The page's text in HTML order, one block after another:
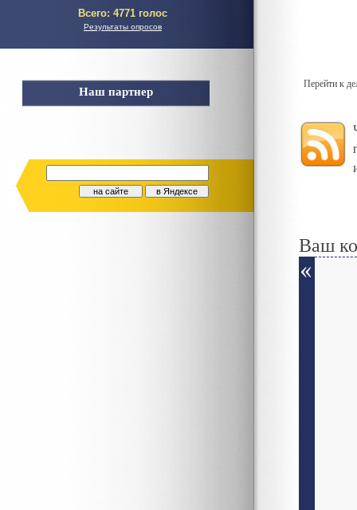
Всего: 4771 голос
Результаты опросов
Наш партнер Перейти к
Ваш